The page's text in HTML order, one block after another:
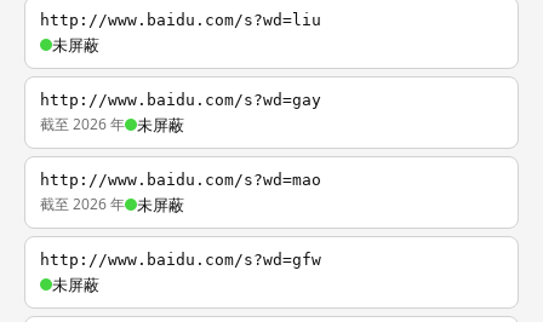
http://www.baidu.com/s?wd=liu
未屏蔽
http://www.baidu.com/s?wd=gay
截至 2026 年 未屏蔽
http://www.baidu.com/s?wd=mao
截至 2026 年 未屏蔽
http://www.baidu.com/s?wd=gfw
未屏蔽